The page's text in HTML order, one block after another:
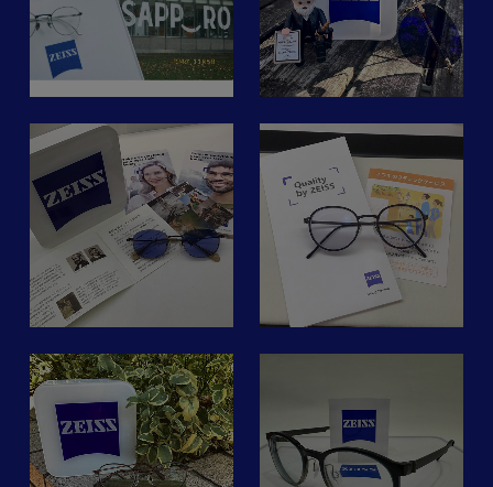
フレームをご覧になる際は
ご予約不要ですので、是非
お気軽にお立ち寄りくださ
い🙆‍♂️
※フレームだけの販売も行
っております👓
#アイックス#アイックス
銀座
#銀座メガネ#眼鏡店#メガ
ネ#アイウェア
#デンマーク#北欧
#ドイツ式#両眼視#両眼視
検査
#カールツァイス#ツァイ
ス
#zeissvisioncenterginza #
ツァイスsmartlife #レンズ
で変わる世界
#nobodyseeslikeyou
@attract_eyewear_official
とSTEADY
@steady_spectacles のツ
ーブリッジです。
お得なキャンペーンは
12/28(土)まで。是非ご利
用下さい。
@zeissvision_japan
#ツァイスsmartlife
#レンズで変わる世界
#nobodyseeslikeyou
#sunnyglass #サニーグラ
ス #eyewear #optical
#spectacles #sunglasses
#メガネ #眼鏡 #メガネ屋 #
眼鏡屋 #調光レンズ #鯖江
あらゆる年齢層のお客様の
ニーズに合わせたサポート
を提供するsmart lifeシリー
ズ。
当店では単焦点から遠近両
用、話題の調光レンズまで
各種ZEISSレンズを取り揃
えております。
画像はZEISSエクストラグ
レーの調光レンズ×ブルー
ライトカットコーティング
👓
夏だけでなく冬も眩しい日
差しは続きます⛄️
一本でメガネとサングラス
の二役をこなす調光レン
ズ、ぜひお試しください♪
iwaki.kamata
イワキ蒲田東急プラザ店で
は
ZEISSスマートライフレン
ズにて作成の方に、
体験ギフトやレンズケアセ
ットが当たるキャンペーン
を
実施中です。世界的メーカ
ーのクリアな視界を
ご体験下さいませ。
写真は、イタリアブランド
nakamura1718
ZEISS smart life Digitalシ
リーズの